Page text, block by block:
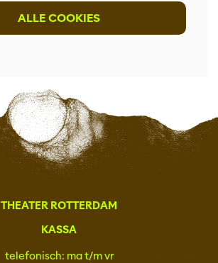
ALLE COOKIES
THEATER ROTTERDAM
KASSA
telefonisch: ma t/m vr